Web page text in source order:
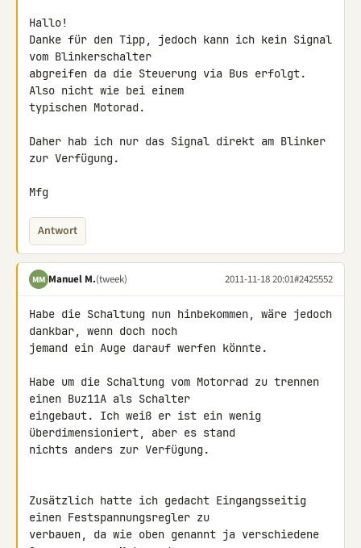
Hallo!
Danke für den Tipp, jedoch kann ich kein Signal
vom Blinkerschalter
abgreifen da die Steuerung via Bus erfolgt.
Also nicht wie bei einem
typischen Motorad.
Daher hab ich nur das Signal direkt am Blinker
zur Verfügung.
Mfg
Antwort
MM Manuel M.(tweek) 2011-11-18 20:01#2425552
Habe die Schaltung nun hinbekommen, wäre jedoch
dankbar, wenn doch noch
jemand ein Auge darauf werfen könnte.
Habe um die Schaltung vom Motorrad zu trennen
einen Buz11A als Schalter
eingebaut. Ich weiß er ist ein wenig
überdimensioniert, aber es stand
nichts anders zur Verfügung.
Zusätzlich hatte ich gedacht Eingangsseitig
einen Festspannungsregler zu
verbauen, da wie oben genannt ja verschiedene